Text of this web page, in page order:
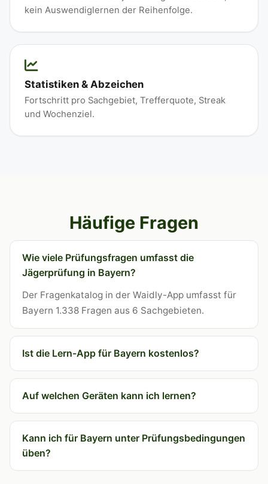
kein Auswendiglernen der Reihenfolge.
Statistiken & Abzeichen
Fortschritt pro Sachgebiet, Trefferquote, Streak
und Wochenziel.
Häufige Fragen
Wie viele Prüfungsfragen umfasst die
Jägerprüfung in Bayern?
Der Fragenkatalog in der Waidly-App umfasst für
Bayern 1.338 Fragen aus 6 Sachgebieten.
Ist die Lern-App für Bayern kostenlos?
Auf welchen Geräten kann ich lernen?
Kann ich für Bayern unter Prüfungsbedingungen
üben?